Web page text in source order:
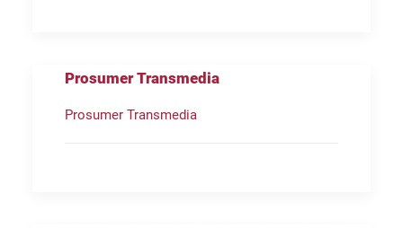
Prosumer Transmedia
Prosumer Transmedia